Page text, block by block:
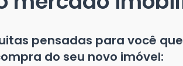
pensadas para você
do seu novo imóvel: